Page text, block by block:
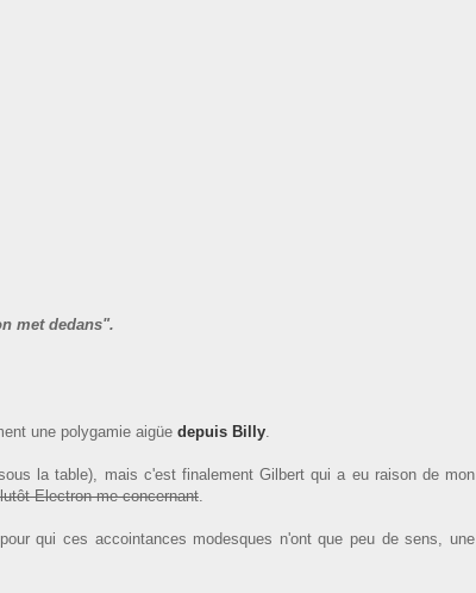
met dedans".
une polygamie aigüe depuis Billy.
la table), mais c'est finalement Gilbert qui a eu raison de mon
Electron me concernant.
qui ces accointances modesques n'ont que peu de sens, une